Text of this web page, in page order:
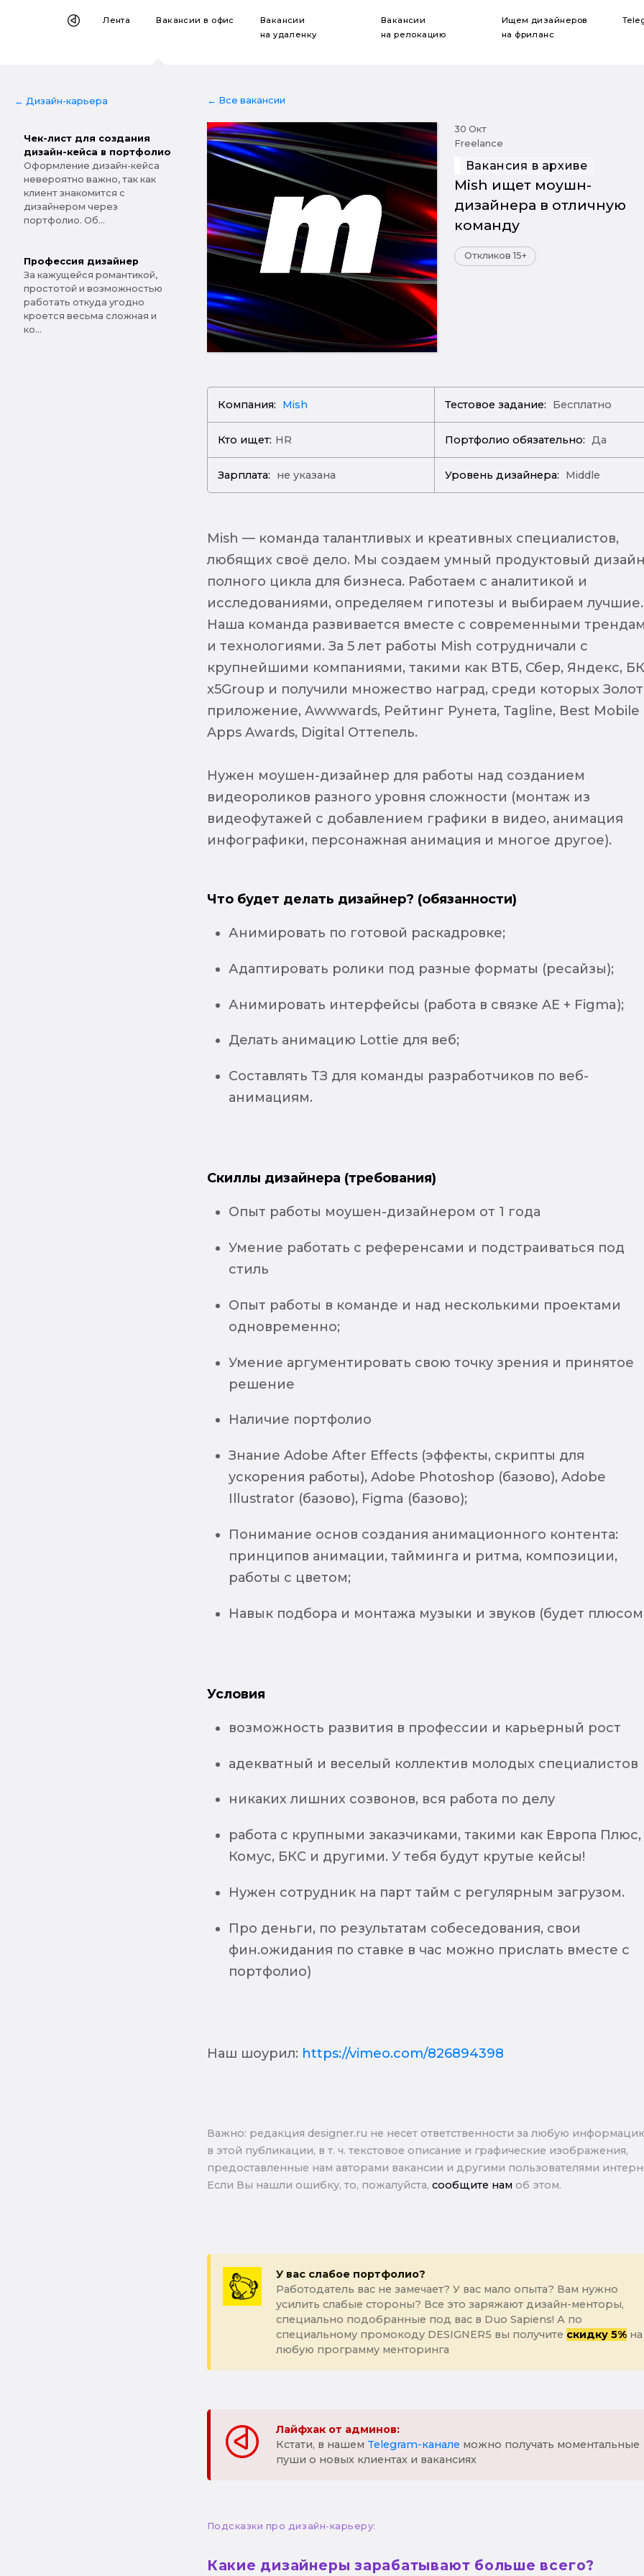
Лента Вакансиив офис
Вакансии
на удаленку
Вакансии
на релокацию
Ищем дизайнеров
на фриланс
← Дизайн-карьера
Чек-лист для создания
дизайн-кейса в портфолио
Оформление дизайн-кейса
невероятно важно, так как
клиент знакомится с
дизайнером через
портфолио. Об...
Профессия дизайнер
За кажущейся романтикой,
простотой и возможностью
работать откуда угодно
кроется весьма сложная и
ко...
← Все вакансии
30 Окт
Freelance
Вакансия в архиве
Mish ищет моушн-
дизайнера в отличную
команду
Откликов 15+
Компания: Mish Тестовое задание: Бесплатно
Кто ищет: HR Портфолио обязательно: Да
Зарплата: не указана Уровень дизайнера: Middle
Mish — команда талантливых и креативных специалистов,
любящих своё дело. Мы создаем умный продуктовый
полного цикла для бизнеса. Работаем с аналитикой и
исследованиями, определяем гипотезы и выбираем лучшие.
Наша команда развивается вместе с современными
и технологиями. За 5 лет работы Mish сотрудничали с
крупнейшими компаниями, такими как ВТБ, Сбер, Яндекс,
x5Group и получили множество наград, среди которых
приложение, Awwwards, Рейтинг Рунета, Tagline, Best Mobile
Apps Awards, Digital Оттепель.
Нужен моушен-дизайнер для работы над созданием
видеороликов разного уровня сложности (монтаж из
видеофутажей с добавлением графики в видео, анимация
инфографики, персонажная анимация и многое другое).
Что будет делать дизайнер? (обязанности)
Анимировать по готовой раскадровке;
Адаптировать ролики под разные форматы (ресайзы);
Анимировать интерфейсы (работа в связке AE + Figma);
Делать анимацию Lottie для веб;
Составлять ТЗ для команды разработчиков по веб-
анимациям.
Скиллы дизайнера (требования)
Опыт работы моушен-дизайнером от 1 года
Умение работать с референсами и подстраиваться под
стиль
Опыт работы в команде и над несколькими проектами
одновременно;
Умение аргументировать свою точку зрения и принятое
решение
Наличие портфолио
Знание Adobe After Effects (эффекты, скрипты для
ускорения работы), Adobe Photoshop (базово), Adobe
Illustrator (базово), Figma (базово);
Понимание основ создания анимационного контента:
принципов анимации, тайминга и ритма, композиции,
работы с цветом;
Навык подбора и монтажа музыки и звуков (будет
Условия
возможность развития в профессии и карьерный рост
адекватный и веселый коллектив молодых специалистов
никаких лишних созвонов, вся работа по делу
работа с крупными заказчиками, такими как Европа Плюс,
Комус, БКС и другими. У тебя будут крутые кейсы!
Нужен сотрудник на парт тайм с регулярным загрузом.
Про деньги, по результатам собеседования, свои
фин.ожидания по ставке в час можно прислать вместе с
портфолио)
Наш шоурил: https://vimeo.com/826894398
Важно: pедакция designer.ru не несет ответственности за любую
в этой публикации, в т. ч. текстовое описание и графические изображения,
предоставленные нам авторами вакансии и другими пользователями
Если Вы нашли ошибку, то, пожалуйста, сообщите нам об этом.
У вас слабое портфолио?
Работодатель вас не замечает? У вас мало опыта? Вам нужно
усилить слабые стороны? Все это заряжают дизайн-менторы,
специально подобранные под вас в Duo Sapiens! А по
специальному промокоду DESIGNER5 вы получите скидку 5%на
любую программу менторинга
Лайфхак от админов:
Кстати, в нашем Telegram-канале можно получать моментальные
пуши о новых клиентах и вакансиях
Подсказки про дизайн-карьеру:
Какие дизайнеры зарабатывают больше всего?